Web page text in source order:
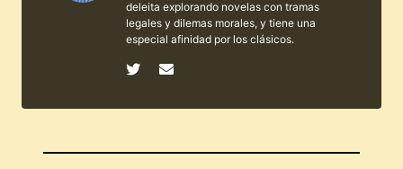
deleita explorando novelas con tramas
legales y dilemas morales, y tiene una
especial afinidad por los clásicos.